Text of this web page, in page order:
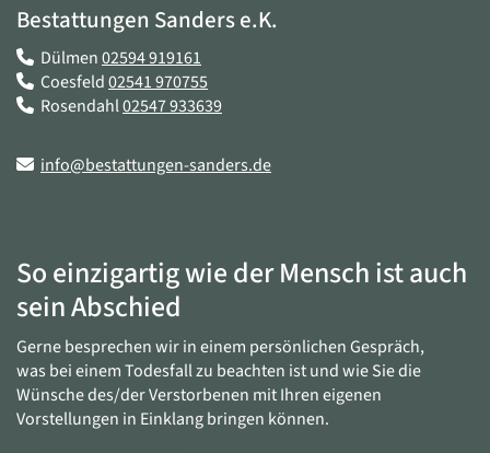
Bestattungen Sanders e.K.
Dülmen02594 919161
Coesfeld02541 970755
Rosendahl02547 933639
info@bestattungen-sanders.de
So einzigartig wie der Mensch ist auch
sein Abschied
Gerne besprechen wir in einem persönlichen Gespräch,
was bei einem Todesfall zu beachten ist und wie Sie die
Wünsche des/der Verstorbenen mit Ihren eigenen
Vorstellungen in Einklang bringen können.